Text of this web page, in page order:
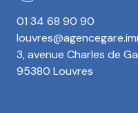
01 34 68 90 90
3, avenue Charles de
95380 Louvres